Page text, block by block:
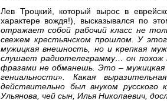
Лев Троцкий, который вырос в
характере вождя!), высказывался по
отражает собой рабочий класс не
свежем крестьянском прошлом. У
мужицкая внешность, но и крепкая
слушает радиотелеграмму… он похож
фразами не обманешь. Это – мужицкая
гениальности». Какая
действительно был внуком русского
Ульянова, чей сын, Илья Николаевич,